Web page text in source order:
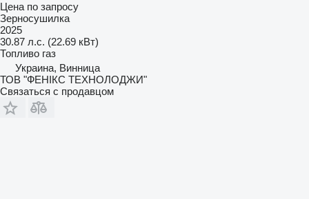
Цена по запросу
Зерносушилка
2025
30.87 л.с. (22.69 кВт)
Топливо газ
Украина, Винница
ТОВ "ФЕНІКС ТЕХНОЛОДЖИ"
Связаться с продавцом